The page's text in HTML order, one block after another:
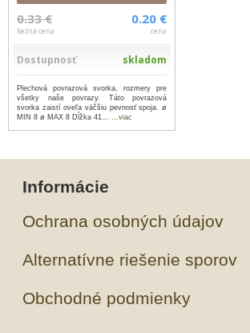
0.33 €
bežná cena
0.20 €
cena
Dostupnosť skladom
Plechová povrazová svorka, rozmery pre
všetky naše povrazy. Táto povrazová
svorka zaistí oveľa väčšiu pevnosť spoja. ø
MIN 8 ø MAX 8 Dĺžka 41...
...viac
Informácie
Ochrana osobných údajov
Alternatívne riešenie sporov
Obchodné podmienky